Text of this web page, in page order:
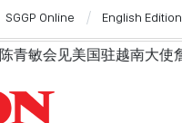
SGGP Online English Edition
南大使詹妮弗·威克斯